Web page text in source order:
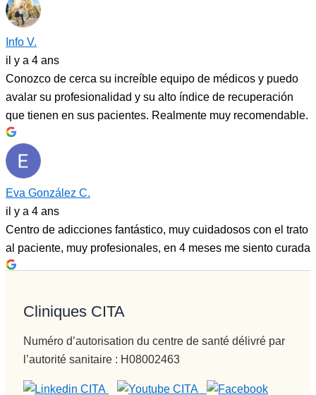
Info V.
il y a 4 ans
Conozco de cerca su increíble equipo de médicos y puedo
avalar su profesionalidad y su alto índice de recuperación
que tienen en sus pacientes. Realmente muy recomendable.
Eva González C.
il y a 4 ans
Centro de adicciones fantástico, muy cuidadosos con el trato
al paciente, muy profesionales, en 4 meses me siento curada
Cliniques CITA
Numéro d’autorisation du centre de santé délivré par
l’autorité sanitaire : H08002463